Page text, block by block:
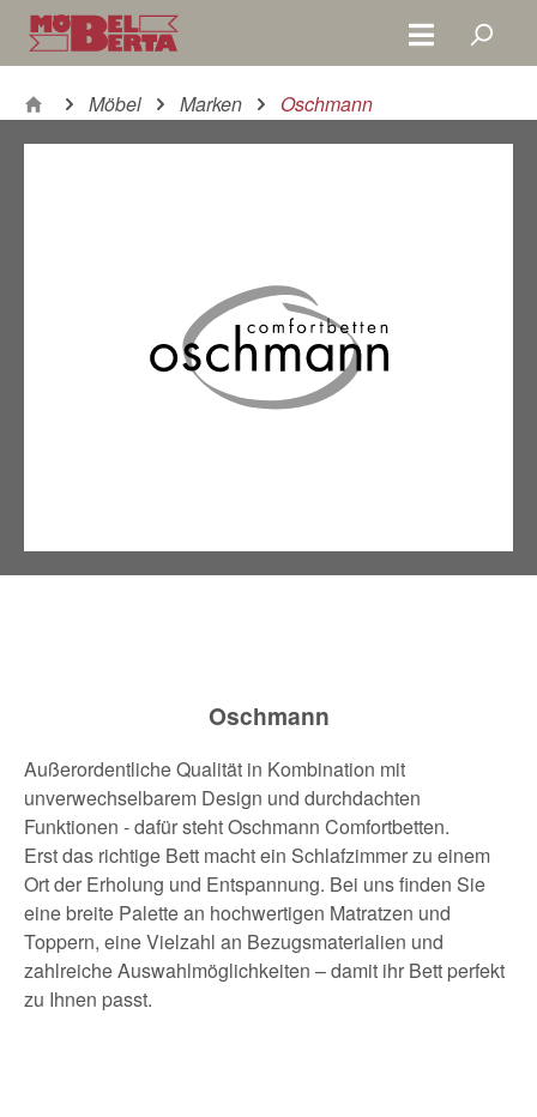
Zum Hauptinhalt springen
Möbel Marken Oschmann
Oschmann
Außerordentliche Qualität in Kombination mit
unverwechselbarem Design und durchdachten
Funktionen - dafür steht Oschmann Comfortbetten.
Erst das richtige Bett macht ein Schlafzimmer zu einem
Ort der Erholung und Entspannung. Bei uns finden Sie
eine breite Palette an hochwertigen Matratzen und
Toppern, eine Vielzahl an Bezugsmaterialien und
zahlreiche Auswahlmöglichkeiten – damit ihr Bett perfekt
zu Ihnen passt.